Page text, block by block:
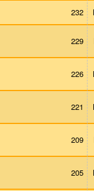
232
229
226
221
209
205